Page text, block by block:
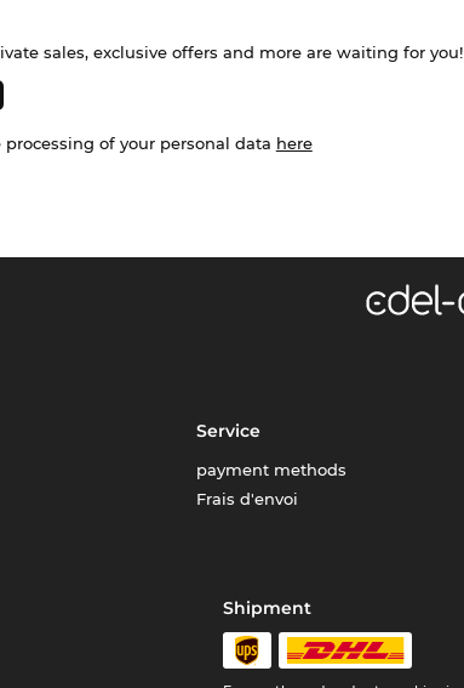
sales, exclusive offers and more are waiting for you!
of your personal data here
Service
payment methods
Frais d'envoi
Shipment